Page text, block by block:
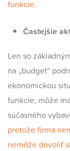
funkcie.
Častejšie
Len so
na „budget“
ekonomickou
funkcie, môže
súčasného
pretože firma
nemôže dovoliť